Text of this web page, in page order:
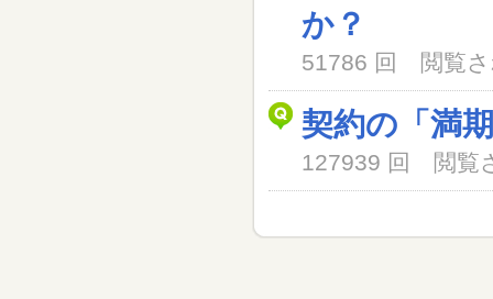
か？
51786 回 閲覧
契約の「満
127939 回 閲覧